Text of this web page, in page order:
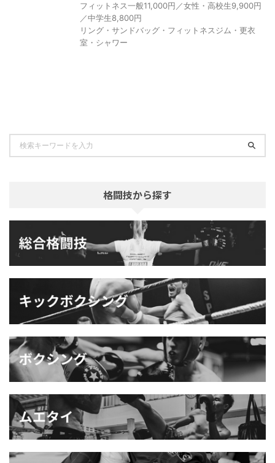
フィットネス一般11,000円／女性・高校生9,900円
／中学生8,800円
リング・サンドバッグ・フィットネスジム・更衣
室・シャワー
格闘技から探す